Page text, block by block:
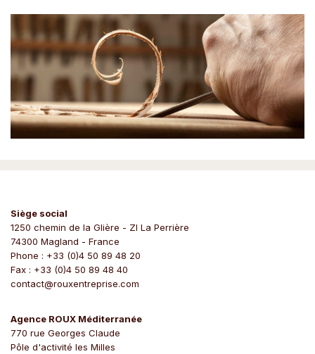
Siège social
1250 chemin de la Glière - ZI La Perrière
74300 Magland - France
Phone : +33 (0)4 50 89 48 20
Fax : +33 (0)4 50 89 48 40
contact@rouxentreprise.com
Agence ROUX Méditerranée
770 rue Georges Claude
Pôle d'activité les Milles